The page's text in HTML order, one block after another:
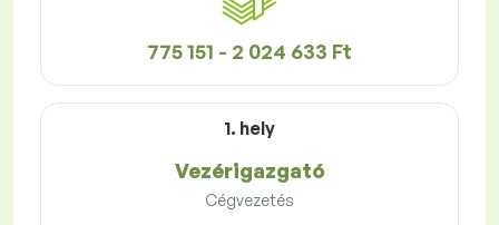
775 151 - 2 024 633 Ft
1. hely
Vezérigazgató
Cégvezetés